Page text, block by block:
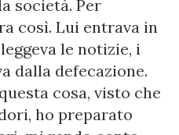
società. Per
così. Lui entrava in
le notizie, i
dalla defecazione.
cosa, visto che
ho preparato